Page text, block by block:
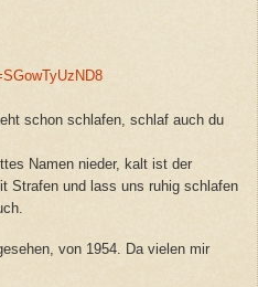
schon schlafen, schlaf auch du
Namen nieder, kalt ist der
Strafen und lass uns ruhig schlafen
von 1954. Da vielen mir